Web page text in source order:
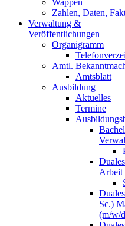
Wappen
Zahlen, Daten,
Verwaltung &
Veröffentlichungen
Organigramm
Amtl.
Amtsblatt
Ausbildung
Aktuelles
Termine
Arbeit
Sc.)
(m/w/